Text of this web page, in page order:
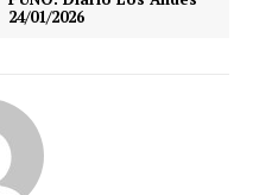
24/01/2026